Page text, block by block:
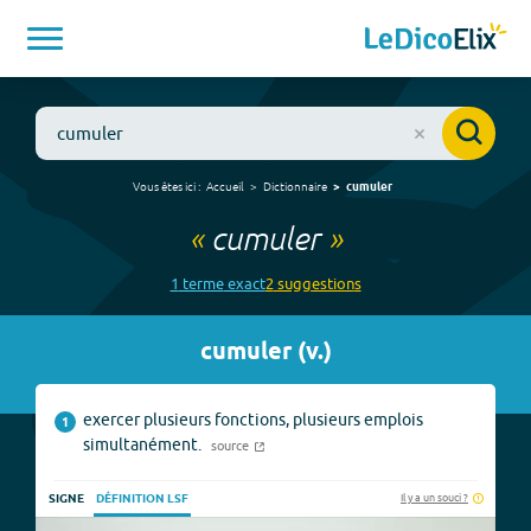
Vous êtes ici : Accueil Dictionnaire cumuler
« cumuler»
1 termeexact2 suggestions
cumuler(v.)
1
exercer plusieurs fonctions, plusieurs emplois
simultanément.
source
SIGNE DÉFINITION LSF Il y a un souci ?